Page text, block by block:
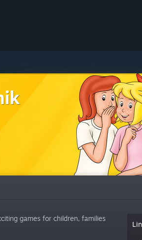
games for children, families